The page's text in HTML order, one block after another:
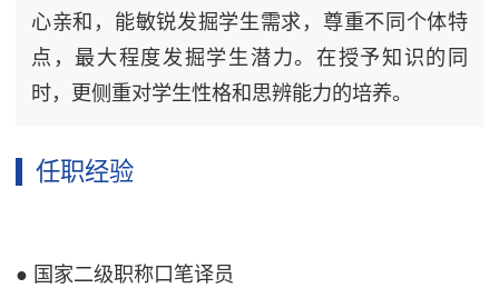
心亲和，能敏锐发掘学生需求，尊重不同个体特
点，最大程度发掘学生潜力。在授予知识的同
时，更侧重对学生性格和思辨能力的培养。
任职经验
● 国家二级职称口笔译员